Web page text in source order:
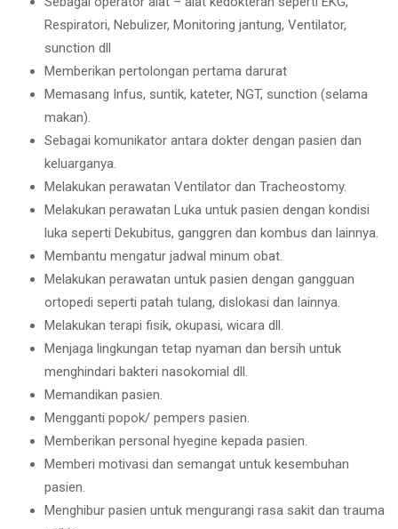
Respiratori, Nebulizer, Monitoring jantung, Ventilator,
sunction dll
Memberikan pertolongan pertama darurat
Memasang Infus, suntik, kateter, NGT, sunction (selama
makan).
Sebagai komunikator antara dokter dengan pasien dan
keluarganya.
Melakukan perawatan Ventilator dan Tracheostomy.
Melakukan perawatan Luka untuk pasien dengan kondisi
luka seperti Dekubitus, ganggren dan kombus dan lainnya.
Membantu mengatur jadwal minum obat.
Melakukan perawatan untuk pasien dengan gangguan
ortopedi seperti patah tulang, dislokasi dan lainnya.
Melakukan terapi fisik, okupasi, wicara dll.
Menjaga lingkungan tetap nyaman dan bersih untuk
menghindari bakteri nasokomial dll.
Memandikan pasien.
Mengganti popok/ pempers pasien.
Memberikan personal hyegine kepada pasien.
Memberi motivasi dan semangat untuk kesembuhan
pasien.
Menghibur pasien untuk mengurangi rasa sakit dan trauma